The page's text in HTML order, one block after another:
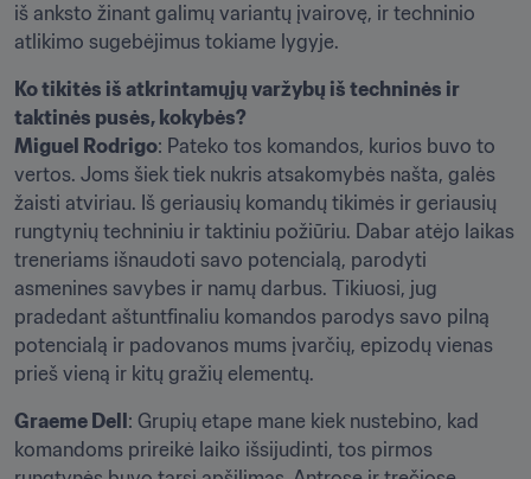
iš anksto žinant galimų variantų įvairovę, ir techninio
atlikimo sugebėjimus tokiame lygyje.
Ko tikitės iš atkrintamųjų varžybų iš techninės ir
taktinės pusės, kokybės?
Miguel Rodrigo: Pateko tos komandos, kurios buvo to
vertos. Joms šiek tiek nukris atsakomybės našta, galės
žaisti atviriau. Iš geriausių komandų tikimės ir geriausių
rungtynių techniniu ir taktiniu požiūriu. Dabar atėjo laikas
treneriams išnaudoti savo potencialą, parodyti
asmenines savybes ir namų darbus. Tikiuosi, jug
pradedant aštuntfinaliu komandos parodys savo pilną
potencialą ir padovanos mums įvarčių, epizodų vienas
prieš vieną ir kitų gražių elementų.
Graeme Dell : Grupių etape mane kiek nustebino, kad
komandoms prireikė laiko išsijudinti, tos pirmos